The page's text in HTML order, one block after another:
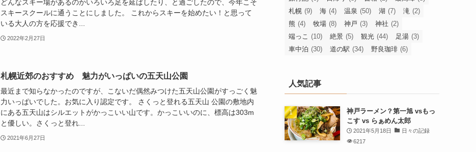
どんなスキー場があるのかいろいろ足を延ばしたり、と過ごしたので、今年こそ
スキースクールに通うことにしました。 これからスキーを始めたい！と思って
いる大人の方を応援でき...
2022年2月27日
札幌近郊のおすすめ 魅力がいっぱいの五天山公園
最近まで知らなかったのですが、こないだ偶然みつけた五天山公園がすっごく魅
力いっぱいでした。お気に入り認定です。 さくっと登れる五天山 公園の敷地内
にある五天山はシルエットがかっこいい山です。かっこいいのに、標高は303m
と優しい。さくっと登れ...
2021年6月27日
札幌 (9) 海 (4) 温泉 (50) 湖 (7) 滝 (2)
熊 (4) 牧場 (8) 神戸 (3) 神社 (2)
端っこ (10) 絶景 (5) 観光 (44) 足湯 (3)
車中泊 (30) 道の駅 (34) 野良珈琲 (6)
人気記事
神戸ラーメン？第一旭 vsもっ
こす vs らぁめん太郎
2021年5月18日
日々の記録
6217